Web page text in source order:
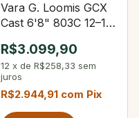
Vara G. Loomis GCX
Cast 6'8" 803C 12–16
R$3.099,90
12 x de R$258,33 sem
juros
R$2.944,91 com Pix